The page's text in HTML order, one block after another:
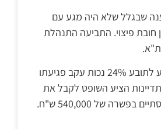
שבגלל שלא היה מגע עם
חובת פיצוי. התביעה התנהלת
מומחה רפואי קבע לתובע 24% נכות עקב פגיעתו
הציע השופט לקבל את
של 540,000 ש"ח.